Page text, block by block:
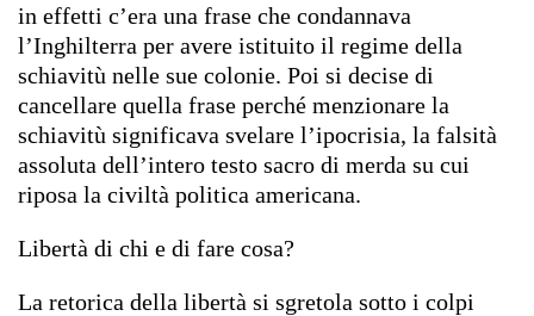
in effetti c’era una frase che condannava
l’Inghilterra per avere istituito il regime della
schiavitù nelle sue colonie. Poi si decise di
cancellare quella frase perché menzionare la
schiavitù significava svelare l’ipocrisia, la falsità
assoluta dell’intero testo sacro di merda su cui
riposa la civiltà politica americana.
Libertà di chi e di fare cosa?
La retorica della libertà si sgretola sotto i colpi